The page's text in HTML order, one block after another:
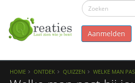
Aanmelden
HOME ONTDEK QUIZZEN WELKE MAN